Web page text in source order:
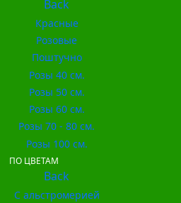
Back
Красные
Розовые
Поштучно
Розы 40 см.
Розы 50 см.
Розы 60 см.
Розы 70 - 80 см.
Розы 100 см.
ПО ЦВЕТАМ
Back
С альстромерией